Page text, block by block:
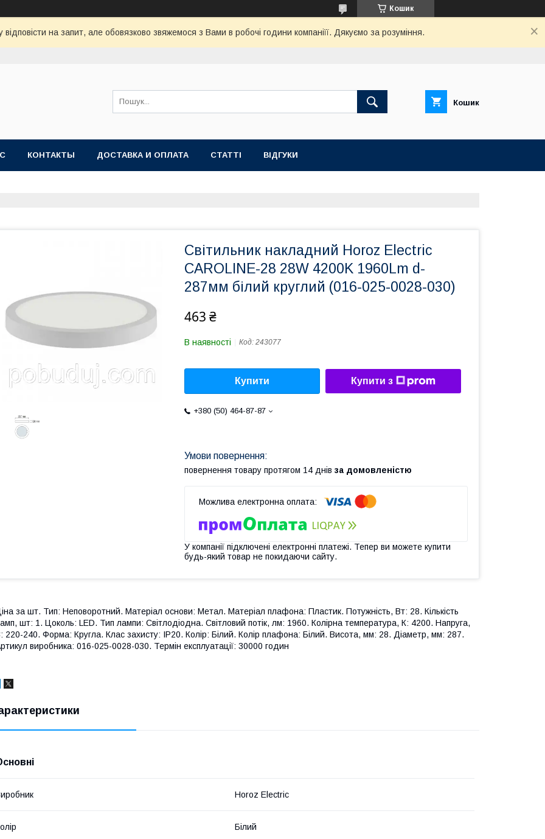
Кошик
на запит, але обовязково звяжемося з Вами в робочі години компаніїї. Дякуємо за розуміння.
Кошик
КОНТАКТЫ ДОСТАВКА И ОПЛАТА СТАТТІ ВІДГУКИ
Світильник накладний Horoz Electric
CAROLINE-28 28W 4200K 1960Lm d-
287мм білий круглий (016-025-0028-030)
463 ₴
В наявності Код: 243077
Купити Купити з
+380 (50) 464-87-87
повернення товару протягом 14 днів за домовленістю
У компанії підключені електронні платежі. Тепер ви можете купити
будь-який товар не покидаючи сайту.
за шт. Тип: Неповоротний. Матеріал основи: Метал. Матеріал плафона: Пластик. Потужність, Вт: 28. Кількість
шт: 1. Цоколь: LED. Тип лампи: Світлодіодна. Світловий потік, лм: 1960. Колірна температура, К: 4200. Напруга,
220-240. Форма: Кругла. Клас захисту: IP20. Колір: Білий. Колір плафона: Білий. Висота, мм: 28. Діаметр, мм: 287.
виробника: 016-025-0028-030. Термін експлуатації: 30000 годин
Horoz Electric
Білий